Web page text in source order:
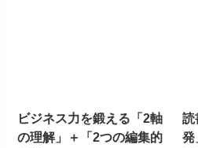
ビジネス力を鍛える「2軸
の理解」＋「2つの編集的
読
発